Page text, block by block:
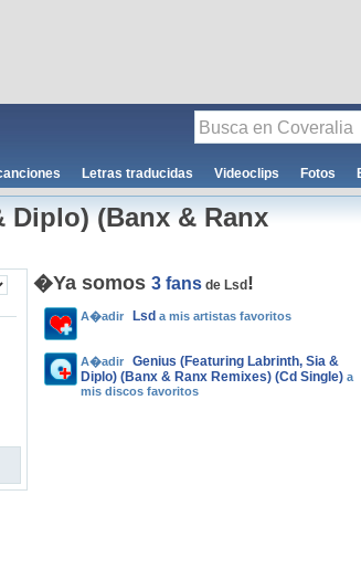
Letras traducidas Videoclips Fotos
(Banx & Ranx
�Ya somos 3 fans de Lsd !
A�adir Lsd a mis artistas favoritos
A�adir
Genius (Featuring Labrinth, Sia &
Diplo) (Banx & Ranx Remixes) (Cd Single) a
mis discos favoritos